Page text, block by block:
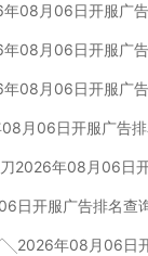
08月06日开服广
08月06日开服广
08月06日开服广
月06日开服广告
2026年08月06日
日开服广告排名查
年08月06日